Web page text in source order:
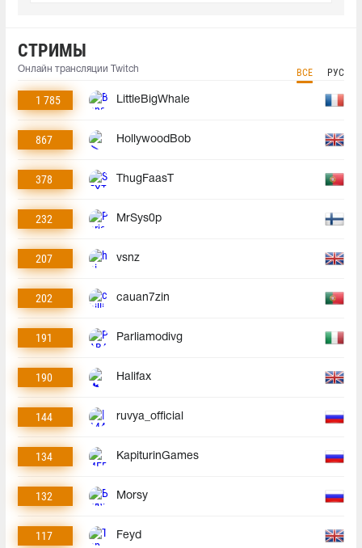
СТРИМЫ
Онлайн трансляции Twitch ВСЕ РУС
1 785 LittleBigWhale
867 HollywoodBob
378 ThugFaasT
232 MrSys0p
207 vsnz
202 cauan7zin
191 Parliamodivg
190 Halifax
144 ruvya_official
134 KapiturinGames
132 Morsy
117 Feyd